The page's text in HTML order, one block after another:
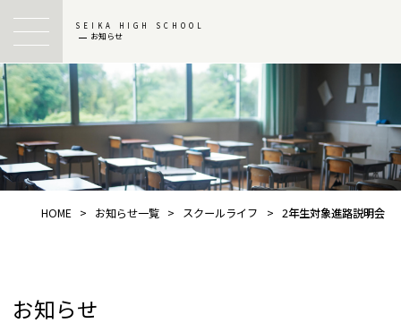
SEIKA HIGH SCHOOL
お知らせ
HOME > お知らせ一覧 > スクールライフ > 2年生対象進路説明会
お知らせ